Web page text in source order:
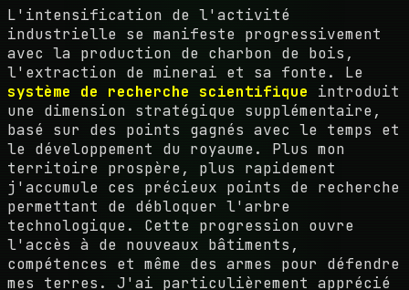
L'intensification de l'activité
industrielle se manifeste progressivement
avec la production de charbon de bois,
l'extraction de minerai et sa fonte. Le
système de recherche scientifique introduit
une dimension stratégique supplémentaire,
basé sur des points gagnés avec le temps et
le développement du royaume. Plus mon
territoire prospère, plus rapidement
j'accumule ces précieux points de recherche
permettant de débloquer l'arbre
technologique. Cette progression ouvre
l'accès à de nouveaux bâtiments,
compétences et même des armes pour défendre
mes terres. J'ai particulièrement apprécié